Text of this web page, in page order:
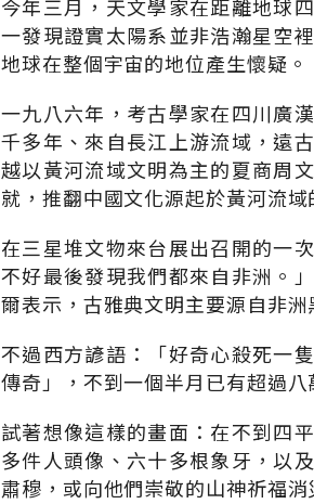
今年三月，天文學家在距離地球
一發現證實太陽系並非浩瀚星空
地球在整個宇宙的地位產生懷疑。
一九八六年，考古學家在四川廣
千多年、來自長江上游流域，遠
越以黃河流域文明為主的夏商周
就，推翻中國文化源起於黃河流
在三星堆文物來台展出召開的一
不好最後發現我們都來自非洲。
爾表示，古雅典文明主要源自非洲
不過西方諺語：「好奇心殺死一
傳奇」，不到一個半月已有超過八
試著想像這樣的畫面：在不到四
多件人頭像、六十多根象牙，以
肅穆，或向他們崇敬的山神祈福消